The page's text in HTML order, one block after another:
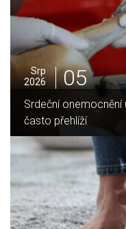
Srp
2026
05
Jak vybrat
domov